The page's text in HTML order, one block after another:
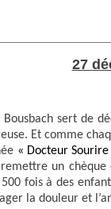
27
sert de
Et comme
« Docteur Sourire
un
fois à des
la douleur et